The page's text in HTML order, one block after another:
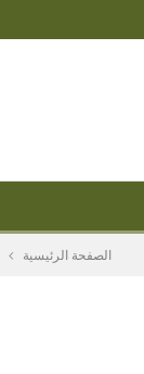
الصفحة الرئيسية